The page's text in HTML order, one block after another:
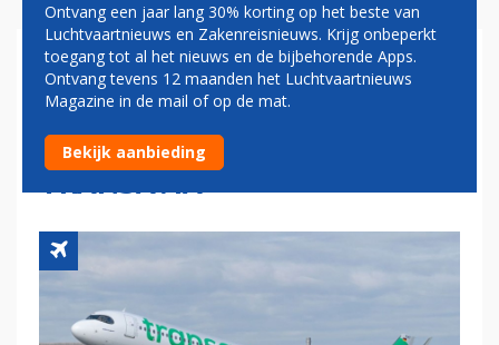
FLYING BLUE-LEDEN KRIJGEN
NU OOK MILES BIJ
GOEDKOOPSTE TICKETS VAN
TRANSAVIA
Ontvang een jaar lang 30% korting op het beste van
Luchtvaartnieuws en Zakenreisnieuws. Krijg onbeperkt
toegang tot al het nieuws en de bijbehorende Apps.
Ontvang tevens 12 maanden het Luchtvaartnieuws
Magazine in de mail of op de mat.
Bekijk aanbieding